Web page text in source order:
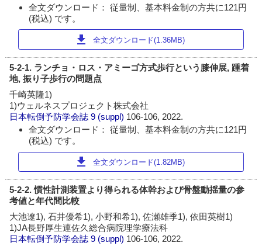
全文ダウンロード： 従量制、基本料金制の方共に121円
(税込) です。
download 全文ダウンロード(1.36MB)
5-2-1. ランチョ・ロス・アミーゴ方式歩行という膝伸展, 踵着
地, 振り子歩行の問題点
千崎英隆1)
1)ウェルネスプロジェクト株式会社
日本転倒予防学会誌 9 (suppl) 106-106, 2022.
全文ダウンロード： 従量制、基本料金制の方共に121円
(税込) です。
download 全文ダウンロード(1.82MB)
5-2-2. 慣性計測装置より得られる体幹および骨盤動揺量の参
考値と年代間比較
大池遼1), 石井優希1), 小野和希1), 佐瀬雄季1), 依田英樹1)
1)JA長野厚生連佐久総合病院理学療法科
日本転倒予防学会誌 9 (suppl) 106-106, 2022.